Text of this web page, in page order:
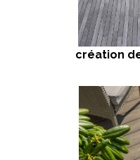
création